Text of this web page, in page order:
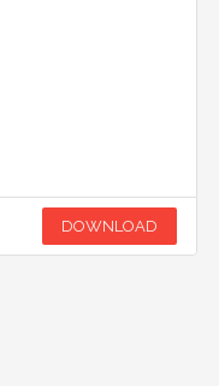
DOWNLOAD